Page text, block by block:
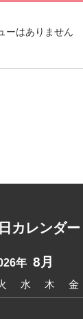
ーはありません
カレンダー
年 8月
水 木 金